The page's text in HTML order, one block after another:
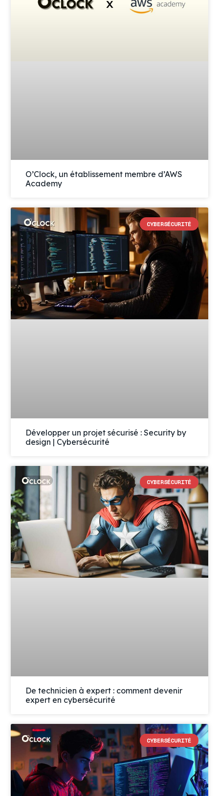
O’Clock, un établissement membre d’AWS
Academy
CYBERSÉCURITÉ
Développer un projet sécurisé : Security by
design | Cybersécurité
CYBERSÉCURITÉ
De technicien à expert : comment devenir
expert en cybersécurité
CYBERSÉCURITÉ